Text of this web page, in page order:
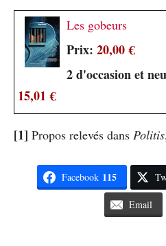
Les gobeurs
Prix: 20,00 €
2 d'occasion et
15,01 €
[1] Propos relevés dans Politis
Facebook 115
Email